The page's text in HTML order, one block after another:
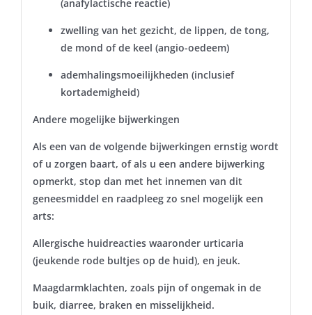
(anafylactische reactie)
zwelling van het gezicht, de lippen, de tong,
de mond of de keel (angio-oedeem)
ademhalingsmoeilijkheden (inclusief
kortademigheid)
Andere mogelijke bijwerkingen
Als een van de volgende bijwerkingen ernstig wordt
of u zorgen baart, of als u een andere bijwerking
opmerkt, stop dan met het innemen van dit
geneesmiddel en raadpleeg zo snel mogelijk een
arts:
Allergische huidreacties waaronder urticaria
(jeukende rode bultjes op de huid), en jeuk.
Maagdarmklachten, zoals pijn of ongemak in de
buik, diarree, braken en misselijkheid.